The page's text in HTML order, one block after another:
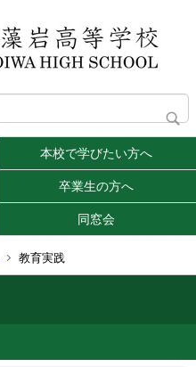
本校で学びたい方へ
卒業生の方へ
同窓会
教育実践